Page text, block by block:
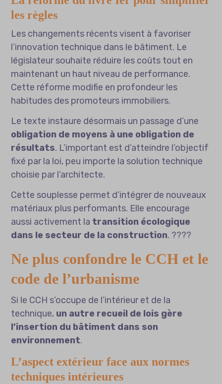
les règles
Les changements récents visent à favoriser
l’innovation technique dans le bâtiment. Le
législateur souhaite réduire les coûts tout en
maintenant un haut niveau de performance.
Cette réforme modifie en profondeur les
habitudes des promoteurs immobiliers.
Le texte instaure désormais un passage d’une
obligation de moyens à une obligation de
résultats. L’important est d’atteindre l’objectif
fixé par la loi, peu importe la solution technique
choisie par l’architecte.
Cette souplesse permet d’intégrer de nouveaux
matériaux plus performants. Elle encourage
aussi activement la transition écologique
dans le secteur de la construction. ????
Ne plus confondre le CCH et le
code de l’urbanisme
Si le CCH s’occupe de l’intérieur et de la
technique, un autre recueil de lois gère
l’insertion du bâtiment dans son
environnement.
L’aspect extérieur face aux normes
techniques intérieures